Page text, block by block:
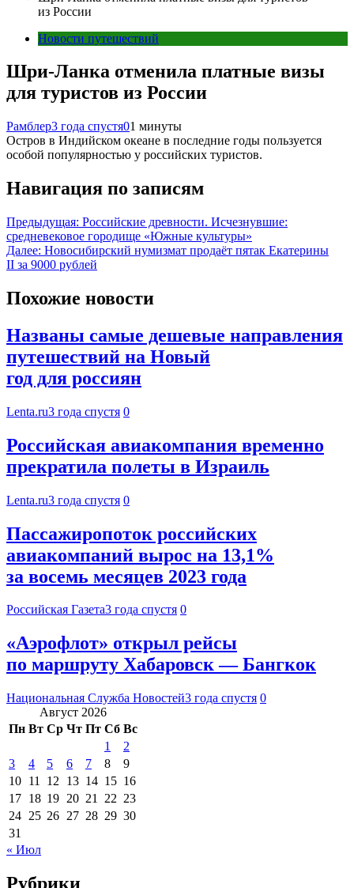
из России
Новости путешествий
Шри-Ланка отменила платные визы
для туристов из России
Рамблер3 года спустя01 минуты
Остров в Индийском океане в последние годы пользуется
особой популярностью у российских туристов.
Навигация по записям
Предыдущая: Российские древности. Исчезнувшие:
средневековое городище «Южные культуры»
Далее: Новосибирский нумизмат продаёт пятак Екатерины
II за 9000 рублей
Похожие новости
Названы самые дешевые направления
путешествий на Новый
год для россиян
Lenta.ru3 года спустя 0
Российская авиакомпания временно
прекратила полеты в Израиль
Lenta.ru3 года спустя 0
Пассажиропоток российских
авиакомпаний вырос на 13,1%
за восемь месяцев 2023 года
Российская Газета3 года спустя 0
«Аэрофлот» открыл рейсы
по маршруту Хабаровск — Бангкок
Национальная Служба Новостей3 года спустя 0
Август 2026
Пн Вт Ср Чт Пт Сб Вс
1
2
3
4 5 6 7 8
9
10 11 12 13 14 15 16
17 18 19 20 21 22 23
24 25 26 27 28 29 30
31
« Июл
Рубрики